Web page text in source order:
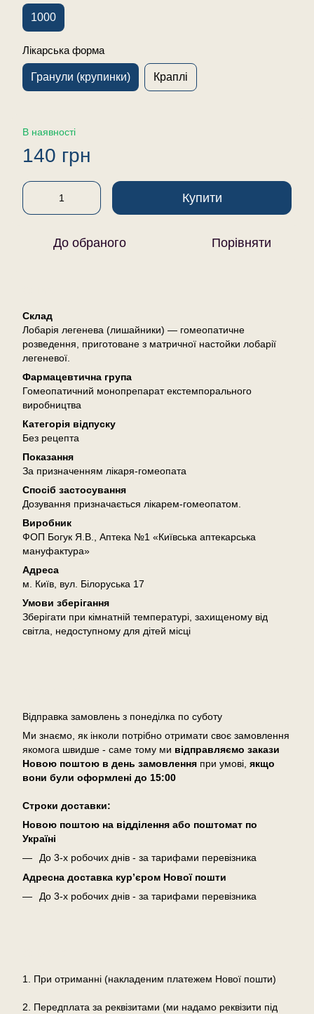
1000
Лікарська форма
Гранули (крупинки) Краплі
В наявності
140 грн
Купити
До обраного Порівняти
Склад
Лобарія легенева (лишайники) — гомеопатичне
розведення, приготоване з матричної настойки лобарії
легеневої.
Фармацевтична група
Гомеопатичний монопрепарат екстемпорального
виробництва
Категорія відпуску
Без рецепта
Показання
За призначенням лікаря-гомеопата
Спосіб застосування
Дозування призначається лікарем-гомеопатом.
Виробник
ФОП Богук Я.В., Аптека №1 «Київська аптекарська
мануфактура»
Адреса
м. Київ, вул. Білоруська 17
Умови зберігання
Зберігати при кімнатній температурі, захищеному від
світла, недоступному для дітей місці
Відправка замовлень з понеділка по суботу
Ми знаємо, як інколи потрібно отримати своє замовлення
якомога швидше - саме тому ми відправляємо закази
Новою поштою в день замовлення при умові, якщо
вони були оформлені до 15:00
Cтроки доставки:
Новою поштою на відділення або поштомат по
Україні
До 3-х робочих днів - за тарифами перевізника
Адресна доставка кур’єром Нової пошти
До 3-х робочих днів - за тарифами перевізника
1. При отриманні (накладеним платежем Нової пошти)
2. Передплата за реквізитами (ми надамо реквізити під